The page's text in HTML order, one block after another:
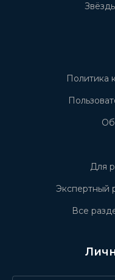
Политика
Для
Экспертный
Все